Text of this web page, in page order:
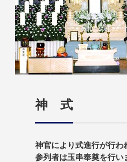
神 式
神官により式進行が行わ
参列者は玉串奉奠を行い